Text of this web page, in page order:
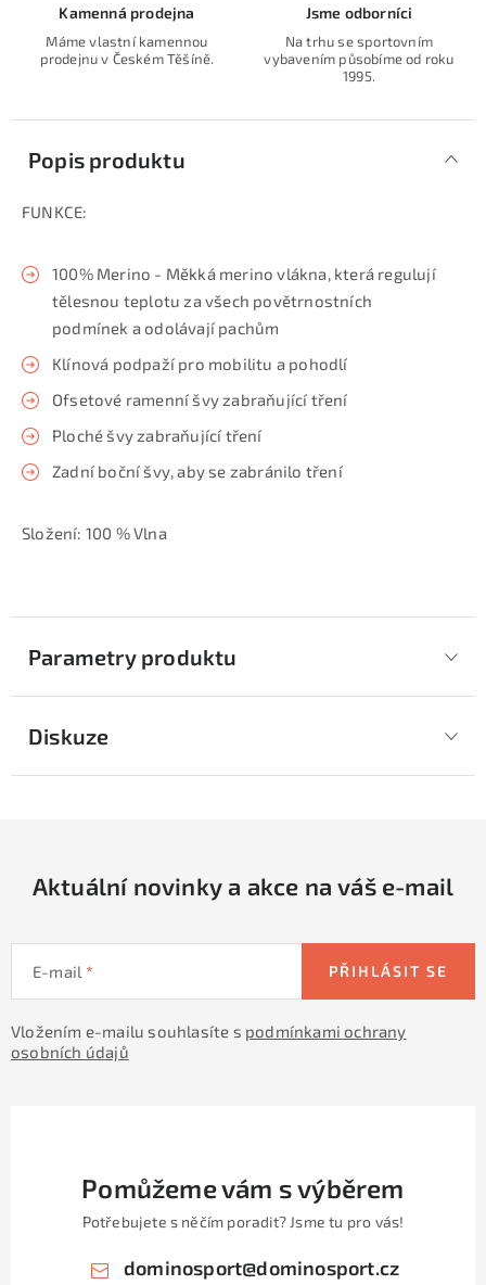
Kamenná prodejna
Máme vlastní kamennou
prodejnu v Českém Těšíně.
Jsme odborníci
Na trhu se sportovním
vybavením působíme od roku
1995.
Popis produktu
FUNKCE:
100% Merino - Měkká merino vlákna, která regulují
tělesnou teplotu za všech povětrnostních
podmínek a odolávají pachům
Klínová podpaží pro mobilitu a pohodlí
Ofsetové ramenní švy zabraňující tření
Ploché švy zabraňující tření
Zadní boční švy, aby se zabránilo tření
Složení: 100 % Vlna
Parametry produktu
Diskuze
Aktuální novinky a akce na váš e-mail
E-mail
Vložením e-mailu souhlasíte s podmínkami ochrany
osobních údajů
PŘIHLÁSIT SE
Pomůžeme vám s výběrem
Potřebujete s něčím poradit? Jsme tu pro vás!
dominosport@dominosport.cz